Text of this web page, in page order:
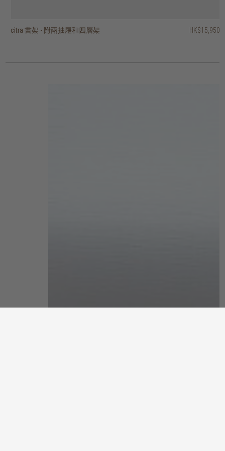
citra 書架 - 附兩抽屜和四層架 HK$15,950
citra 兩門四層書架 HK$14,950
block 層架 HK$31,450
timba 開放式層架 - 十層架、兩抽屜 HK$17,950
timba 開放式層架 - 六層架 HK$16,950
timba 開放式層架 - 七層架 HK$13,950
timba 開放式層架 - 十層架、一抽屜 HK$16,950
stack open rack with 3 shelves HK$2,950
stack open rack with 2 shelves HK$1,950
pebbles 層架 HK$15,950